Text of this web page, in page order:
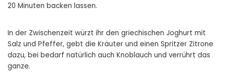
20 Minuten backen lassen.
In der Zwischenzeit würzt ihr den griechischen Joghurt mit
Salz und Pfeffer, gebt die Kräuter und einen Spritzer Zitrone
dazu, bei bedarf natürlich auch Knoblauch und verrührt das
ganze.